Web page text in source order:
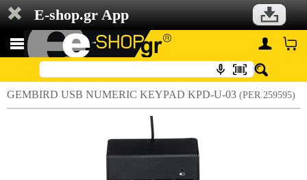
E-shop.gr App
GEMBIRD USB NUMERIC KEYPAD KPD-U-03 (PER.259595)